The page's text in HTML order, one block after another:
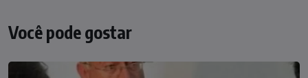
Você pode gostar